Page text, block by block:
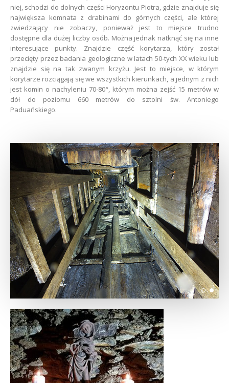
niej, schodzi do dolnych części Horyzontu Piotra, gdzie znajduje się
największa komnata z drabinami do górnych części, ale której
zwiedzający nie zobaczy, ponieważ jest to miejsce trudno
dostępne dla dużej liczby osób. Można jednak natknąć się na inne
interesujące punkty. Znajdzie część korytarza, który został
przecięty przez badania geologiczne w latach 50-tych XX wieku lub
znajdzie się na tak zwanym krzyżu. Jest to miejsce, w którym
korytarze rozciągają się we wszystkich kierunkach, a jednym z nich
jest komin o nachyleniu 70-80°, którym można zejść 15 metrów w
dół do poziomu 660 metrów do sztolni św. Antoniego
Paduańskiego.